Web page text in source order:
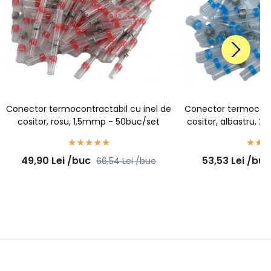
Conector termocontractabil cu inel de
cositor, rosu, 1,5mmp - 50buc/set
49,90 Lei /buc 66,54Lei /buc
Conector
cositor, albastru,
53,53 Lei /buc